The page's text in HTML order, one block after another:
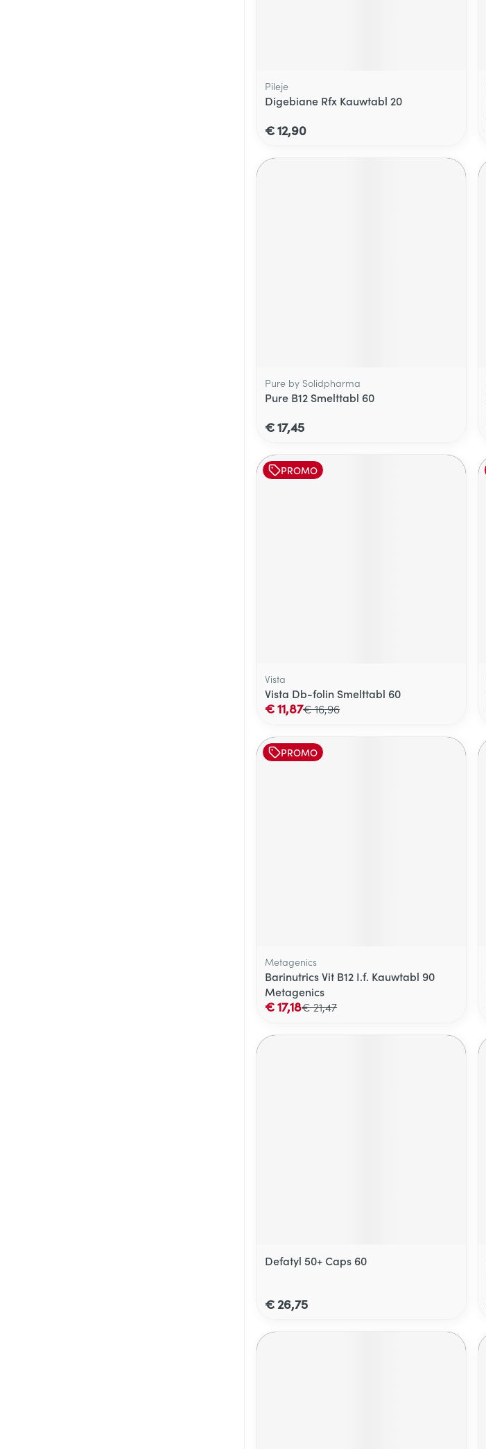
Pileje
Digebiane Rfx Kauwtabl 20
€ 12,90
Pure by Solidpharma
Pure B12 Smelttabl 60
€ 17,45
PROMO
Vista
Vista Db-folin Smelttabl 60
€ 16,96
€ 11,87
PROMO
Metagenics
Barinutrics Vit B12 I.f. Kauwtabl 90
Metagenics
€ 21,47
€ 17,18
Defatyl 50+ Caps 60
€ 26,75